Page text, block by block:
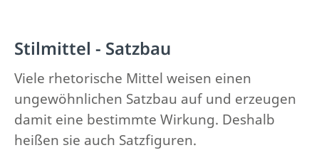
Stilmittel - Satzbau
Viele rhetorische Mittel weisen einen
ungewöhnlichen Satzbau auf und erzeugen
damit eine bestimmte Wirkung. Deshalb
heißen sie auch Satzfiguren.